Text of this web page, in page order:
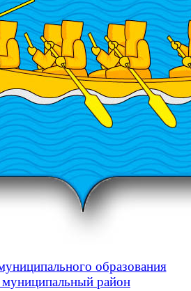
образования
муниципальный район